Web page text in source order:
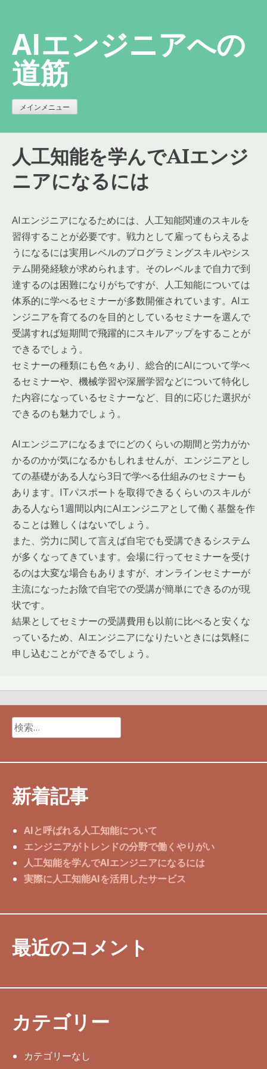
ッ
AIエンジニアへの
道筋
メインメニュー
人工知能を学んでAIエンジ
ニアになるには
AIエンジニアになるためには、人工知能関連のスキルを
習得することが必要です。戦力として雇ってもらえるよ
うになるには実用レベルのプログラミングスキルやシス
テム開発経験が求められます。そのレベルまで自力で到
達するのは困難になりがちですが、人工知能については
体系的に学べるセミナーが多数開催されています。AIエ
ンジニアを育てるのを目的としているセミナーを選んで
受講すれば短期間で飛躍的にスキルアップをすることが
できるでしょう。
セミナーの種類にも色々あり、総合的にAIについて学べ
るセミナーや、機械学習や深層学習などについて特化し
た内容になっているセミナーなど、目的に応じた選択が
できるのも魅力でしょう。
AIエンジニアになるまでにどのくらいの期間と労力がか
かるのかが気になるかもしれませんが、エンジニアとし
ての基礎がある人なら3日で学べる仕組みのセミナーも
あります。ITパスポートを取得できるくらいのスキルが
ある人なら1週間以内にAIエンジニアとして働く基盤を作
ることは難しくはないでしょう。
また、労力に関して言えば自宅でも受講できるシステム
が多くなってきています。会場に行ってセミナーを受け
るのは大変な場合もありますが、オンラインセミナーが
主流になったお陰で自宅での受講が簡単にできるのが現
状です。
結果としてセミナーの受講費用も以前に比べると安くな
っているため、AIエンジニアになりたいときには気軽に
申し込むことができるでしょう。
検
索:
新着記事
AIと呼ばれる人工知能について
エンジニアがトレンドの分野で働くやりがい
人工知能を学んでAIエンジニアになるには
実際に人工知能AIを活用したサービス
最近のコメント
カテゴリー
カテゴリーなし